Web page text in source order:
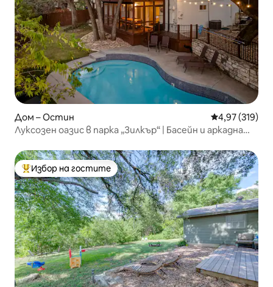
Дом – Остин Средна
4,97 (319)
Луксозен оазис в парка „Зилкър“ | Басейн и аркадна
Най-популярен избор на гостите
Избор на гостите